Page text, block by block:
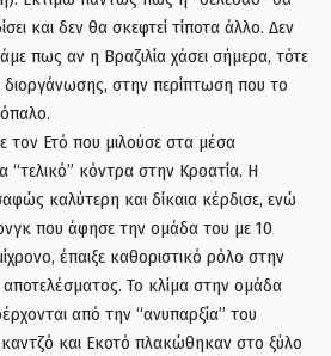
και δεν θα σκεφτεί τίποτα άλλο. Δεν
πως αν η Βραζιλία χάσει σήμερα, τότε
διοργάνωσης, στην περίπτωση που το
τον Ετό που μιλούσε στα μέσα
“τελικό” κόντρα στην Κροατία. Η
καλύτερη και δίκαια κέρδισε, ενώ
που άφησε την ομάδα του με 10
έπαιξε καθοριστικό ρόλο στην
Το κλίμα στην ομάδα
από την “ανυπαρξία” του
και Εκοτό πλακώθηκαν στο ξύλο